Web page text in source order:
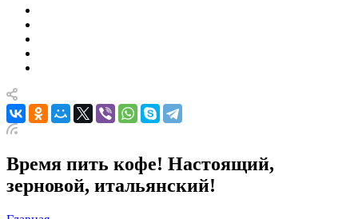
Время пить кофе! Настоящий,
зерновой, итальянский!